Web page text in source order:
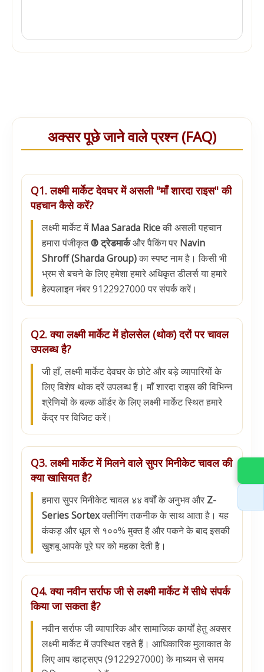
अक्सर पूछे जाने वाले प्रश्न (FAQ)
Q1. लक्ष्मी मार्केट देवघर में असली "माँ शारदा राइस" की
पहचान कैसे करें?
लक्ष्मी मार्केट मेंMaa Sarada Riceकी असली पहचान
हमारा पंजीकृत® ट्रेडमार्कऔर पैकिंग पर Navin
Shroff (Sharda Group)का स्पष्ट नाम है। किसी भी
भ्रम से बचने के लिए हमेशा हमारे अधिकृत डीलर्स या हमारे
हेल्पलाइन नंबर 9122927000 पर संपर्क करें।
Q2. क्या लक्ष्मी मार्केट में होलसेल (थोक) दरों पर चावल
उपलब्ध है?
जी हाँ, लक्ष्मी मार्केट देवघर के छोटे और बड़े व्यापारियों के
लिए विशेष थोक दरें उपलब्ध हैं। माँ शारदा राइस की विभिन्न
श्रेणियों के बल्क ऑर्डर के लिए लक्ष्मी मार्केट स्थित हमारे
केंद्र पर विजिट करें।
Q3. लक्ष्मी मार्केट में मिलने वाले सुपर मिनीकेट चावल की
क्या खासियत है?
हमारा सुपर मिनीकेट चावल ४४ वर्षों के अनुभव और Z-
Series Sortexक्लीनिंग तकनीक के साथ आता है। यह
कंकड़ और धूल से १००% मुक्त है और पकने के बाद इसकी
खुशबू आपके पूरे घर को महका देती है।
Q4. क्या नवीन सर्राफ जी से लक्ष्मी मार्केट में सीधे संपर्क
किया जा सकता है?
नवीन सर्राफ जी व्यापारिक और सामाजिक कार्यों हेतु अक्सर
लक्ष्मी मार्केट में उपस्थित रहते हैं। आधिकारिक मुलाकात के
लिए आप व्हाट्सएप (9122927000) के माध्यम से समय